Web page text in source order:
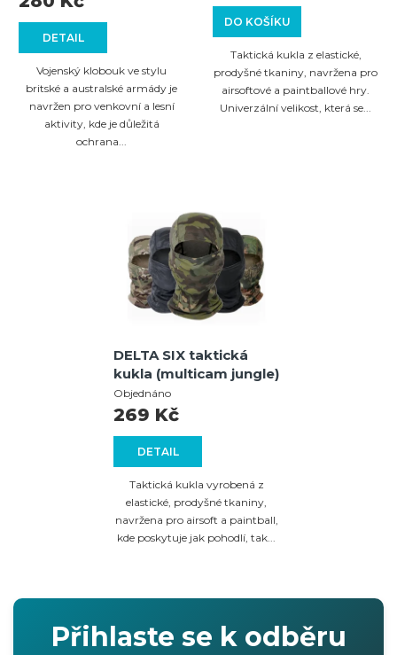
DETAIL
Vojenský klobouk ve stylu
britské a australské armády je
navržen pro venkovní a lesní
aktivity, kde je důležitá
ochrana...
DO KOŠÍKU
Taktická kukla z elastické,
prodyšné tkaniny, navržena pro
airsoftové a paintballové hry.
Univerzální velikost, která se...
DELTA SIX taktická
kukla (multicam jungle)
Objednáno
DETAIL
269 Kč
Taktická kukla vyrobená z
elastické, prodyšné tkaniny,
navržena pro airsoft a paintball,
kde poskytuje jak pohodlí, tak...
Přihlaste se k odběru